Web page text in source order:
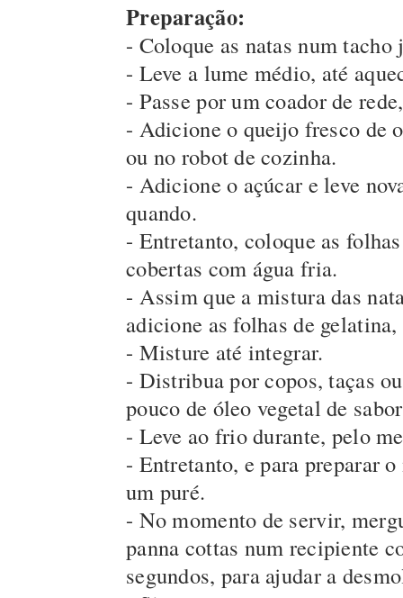
Preparação:
- Coloque as natas num
- Leve a lume médio, até
- Passe por um coador de
- Adicione o queijo fresco de
ou no robot de cozinha.
- Adicione o açúcar e leve
quando.
- Entretanto, coloque as
cobertas com água fria.
- Assim que a mistura das
adicione as folhas de
- Misture até integrar.
- Distribua por copos, taças
pouco de óleo vegetal de
- Leve ao frio durante, pelo
- Entretanto, e para preparar
um puré.
- No momento de servir,
panna cottas num recipiente
segundos, para ajudar a